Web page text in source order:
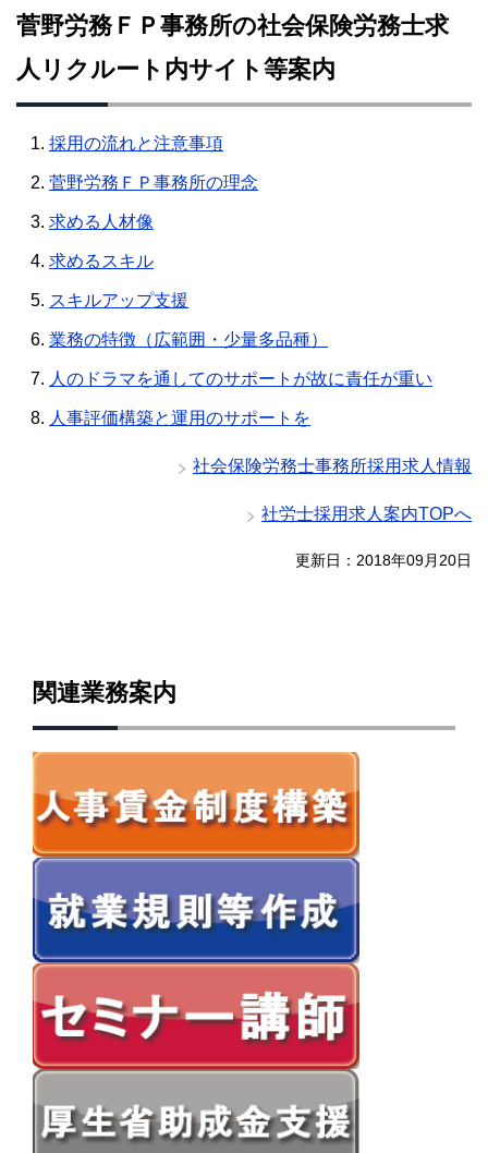
菅野労務ＦＰ事務所の社会保険労務士求
人リクルート内サイト等案内
採用の流れと注意事項
菅野労務ＦＰ事務所の理念
求める人材像
求めるスキル
スキルアップ支援
業務の特徴（広範囲・少量多品種）
人のドラマを通してのサポートが故に責任が重い
人事評価構築と運用のサポートを
社会保険労務士事務所採用求人情報
社労士採用求人案内TOPへ
更新日：2018年09月20日
関連業務案内